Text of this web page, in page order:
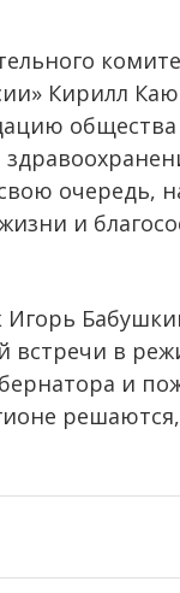
Кирилл
очередь,
и
встречи в
и